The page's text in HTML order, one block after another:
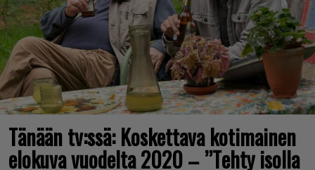
Tänään tv:ssä: Koskettava kotimainen
elokuva vuodelta 2020 – ”Tehty isolla